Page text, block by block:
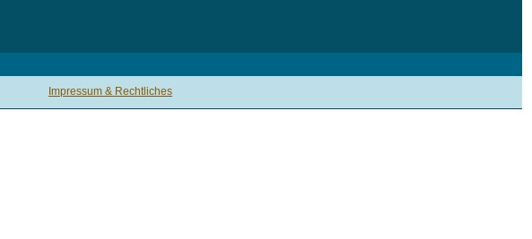
Impressum & Rechtliches